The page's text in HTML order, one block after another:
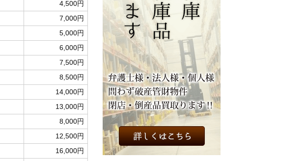
4,500円
7,000円
5,000円
6,000円
7,500円
8,500円
14,000円
13,000円
8,000円
12,500円
16,000円